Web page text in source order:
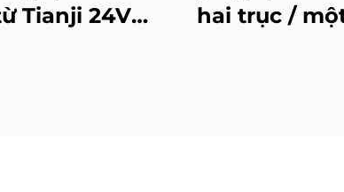
Tianji 24V
hai trục /